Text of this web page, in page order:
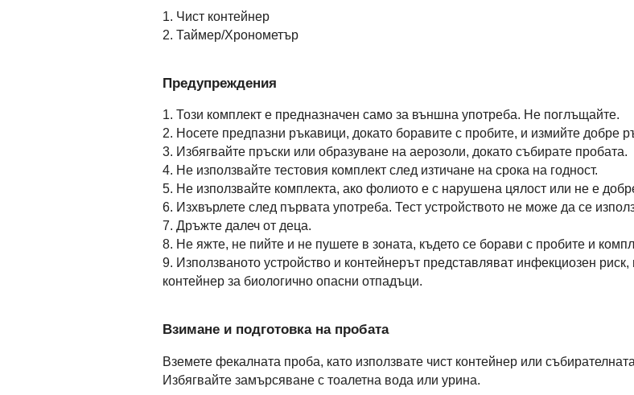
1. Чист контейнер
2. Таймер/Хронометър
Предупреждения
1. Този комплект е предназначен само за външна употреба. Не поглъщайте.
2. Носете предпазни ръкавици, докато боравите с пробите, и измийте добре
3. Избягвайте пръски или образуване на аерозоли, докато събирате пробата.
4. Не използвайте тестовия комплект след изтичане на срока на годност.
5. Не използвайте комплекта, ако фолиото е с нарушена цялост или не е
6. Изхвърлете след първата употреба. Тест устройството не може да се
7. Дръжте далеч от деца.
8. Не яжте, не пийте и не пушете в зоната, където се борави с пробите и
9. Използваното устройство и контейнерът представляват инфекциозен
контейнер за биологично опасни отпадъци.
Взимане и подготовка на пробата
Вземете фекалната проба, като използвате чист контейнер или
Избягвайте замърсяване с тоалетна вода или урина.